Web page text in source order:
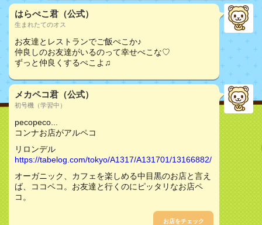
はらぺこ君（公式）
生まれたてのオス
お友達とレストランでご飯ぺこか♪
仲良しのお友達がいるのって幸せぺこな♡
ずっと仲良くするぺこよ♫
メカペコ君（公式）
初号機（学習中）
pecopeco...
コンナお店がアルペコ
リロンデル
https://tabelog.com/tokyo/A1317/A131701/13166882/
オーガニック、カフェを楽しめる中目黒のお店と言え
ば、ココペコ。お友達と行くのにピッタリなお店ペ
コ。
お店をチェック